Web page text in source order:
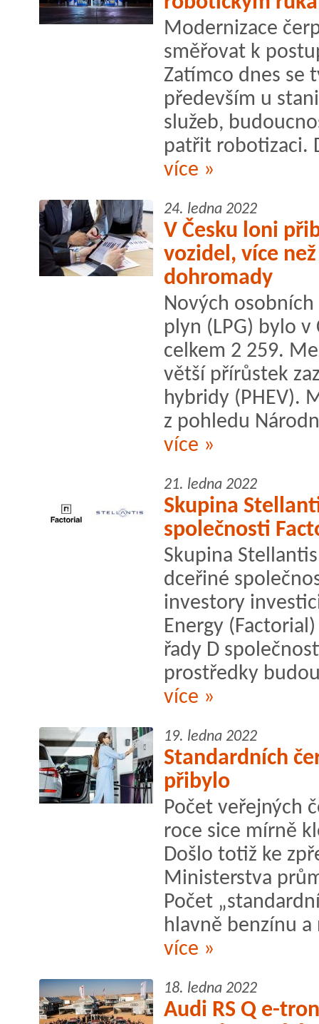
Modernizace
směřovat k
Zatímco dnes se
především u
služeb,
patřit robotizaci.
více »
24. ledna 2022
V Česku loni
vozidel, více
dohromady
Nových
plyn (LPG) bylo
celkem 2 259.
větší přírůstek
hybridy (PHEV).
z pohledu
více »
21. ledna 2022
Skupina
společnosti
Skupina
dceřiné
investory
Energy
řady D
prostředky
více »
19. ledna 2022
Standardních
přibylo
Počet veřejných
roce sice mírně
Došlo totiž ke
Ministerstva
Počet
hlavně benzínu
více »
18. ledna 2022
Audi RS Q e-